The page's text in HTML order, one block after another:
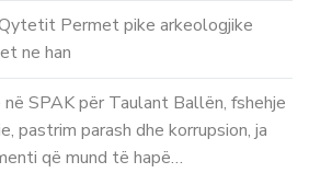
Permet pike arkeologjike
ne han
në SPAK për Taulant Ballën, fshehje
pastrim parash dhe korrupsion, ja
që mund të hapë…